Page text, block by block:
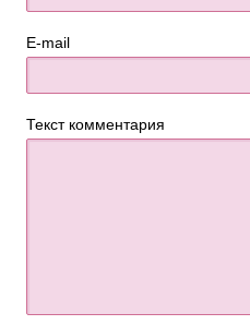
E-mail
Текст комментария